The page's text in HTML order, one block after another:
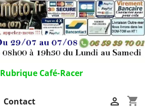
Rubrique Café-Racer
Contact shopping_cart
